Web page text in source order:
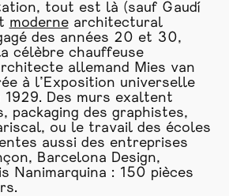
tout est là (sauf Gaudí
modernearchitectural
des années 20 et 30,
célèbre chauffeuse
allemand Mies van
à l’Exposition universelle
1929. Des murs exaltent
packaging des graphistes,
ou le travail des écoles
aussi des entreprises
Barcelona Design,
Nanimarquina : 150 pièces